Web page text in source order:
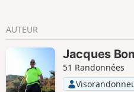
AUTEUR
Jacques
51 Randonnées